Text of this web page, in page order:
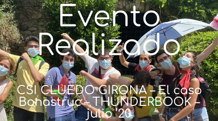
Evento
Realizado
CSI CLUEDO GIRONA – El caso
Bonastruc – THUNDERBOOK –
julio ’20